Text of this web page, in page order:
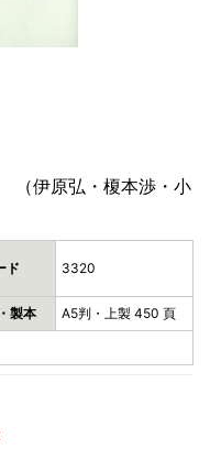
伊原弘・榎本渉・小
ド 3320
製本 A5判・上製 450 頁